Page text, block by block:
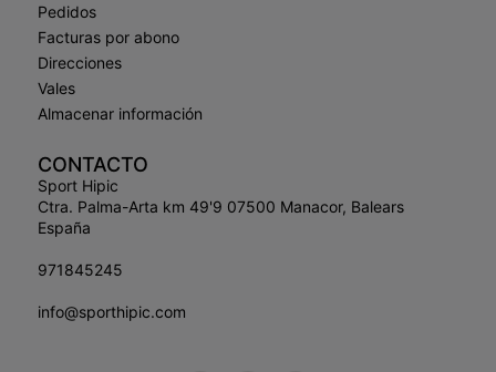
Pedidos
Facturas por abono
Direcciones
Vales
Almacenar información
CONTACTO
Sport Hipic
Ctra. Palma-Arta km 49'9 07500 Manacor, Balears
España
971845245
info@sporthipic.com